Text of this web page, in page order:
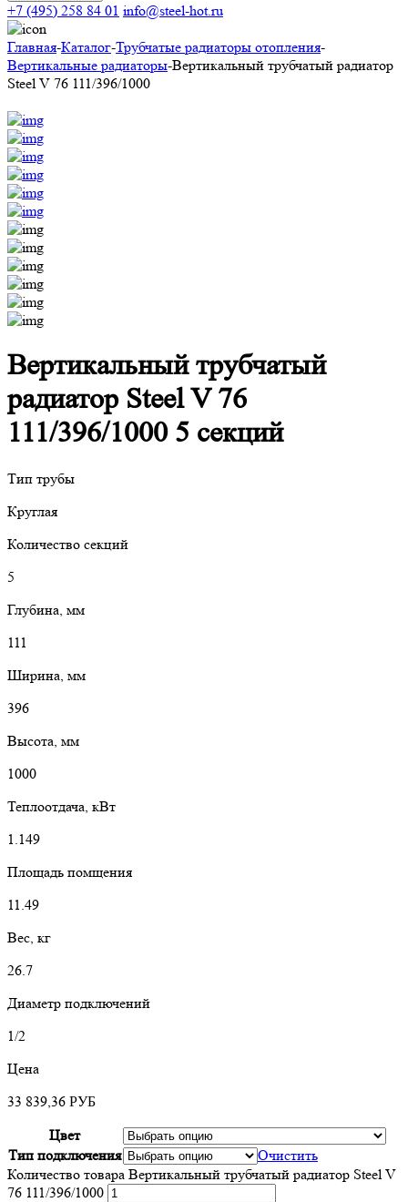
+7 (495) 258 84 01 info@steel-hot.ru
Главная-Каталог-Трубчатые радиаторы отопления-
Вертикальные радиаторы-Вертикальный трубчатый радиатор
Steel V 76 111/396/1000
Вертикальный трубчатый
радиатор Steel V 76
111/396/1000 5 секций
Тип трубы
Круглая
Количество секций
5
Глубина, мм
111
Ширина, мм
396
Высота, мм
1000
Теплоотдача, кВт
1.149
Площадь помщения
11.49
Вес, кг
26.7
Диаметр подключений
1/2
Цена
33 839,36 РУБ
Цвет
Тип подключения
Очистить
Количество товара Вертикальный трубчатый радиатор Steel V
76 111/396/1000